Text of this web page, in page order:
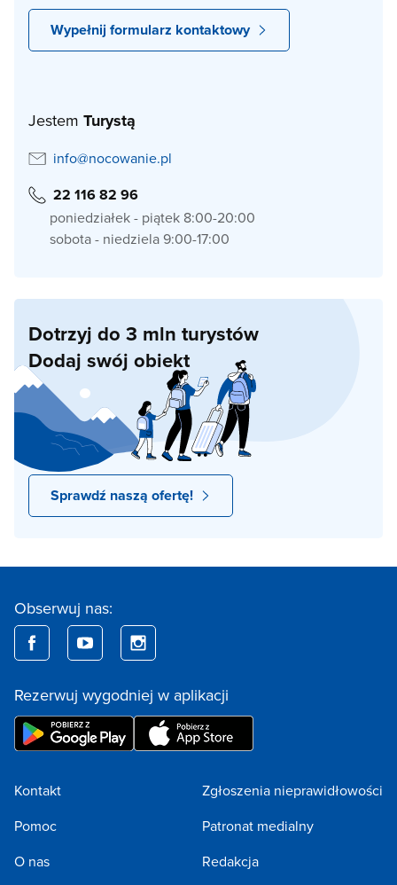
Wypełnij formularz kontaktowy
Jestem Turystą
info@nocowanie.pl
22 116 82 96
poniedziałek - piątek 8:00-20:00
sobota - niedziela 9:00-17:00
Dotrzyj do 3 mln turystów
Dodaj swój obiekt
Sprawdź naszą ofertę!
Obserwuj nas:
Rezerwuj wygodniej w aplikacji
Kontakt
Pomoc
O nas
Zgłoszenia nieprawidłowości
Patronat medialny
Redakcja